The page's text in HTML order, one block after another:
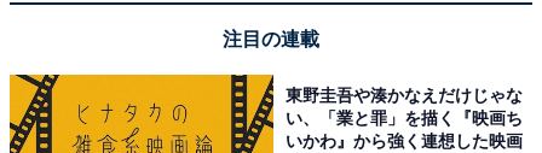
A post shared by 「あなたがしてくれなくても」フジテレビ4月
注目の連載
東野圭吾や湊かなえだけじゃな
い、「業と罪」を描く『映画ち
いかわ』から強く連想した映画